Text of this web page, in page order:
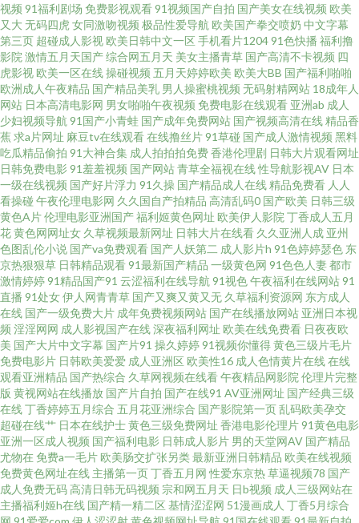
口 伊人黄色在线播放 日韩专区视频 久草免费在线色站 aav老湿机 深夜探花福
利 老司机制服丝袜 超碰77 亚洲黄色免费电影 欧美精品再现 成人伊人电影 av
变态另类影院 丰满少妇被C 97色论精品 午夜性色福利社 欧日色网 国产午夜
精华桃色 97社视频探花 四虎日韩色图 激情五月欧美 成人午夜福利av 自慰网
站免费 日本女人逼 国产精品日日夜夜 91在线资源网 天天射婷婷影院 久久伊
人免费视频 www97艹 亚州乱轮天堂 欧美色图1 国产精品草草在线 91剧场 日
韩草B黄色片 欧美成人第二页 国产日韩欧美 91熟妇在线视频 瑟瑟瑟e在线观
看 免费成人17 国产福利导航大全 91免费视频版 日韩黄色网 后入黑丝少妇 超
碰91第一页 伊人成人在线观看 欧美性色网 海角社区91精品 99资源超碰 性欧
美激情AA 欧美黑人日韩六区 国产40页 91日韩永久 亚洲h网站 欧洲性生活网
站 国产熟女性爱网站 91专区在线 色香焦尹人网 久草视频福利 草草影院三区
四区 亚洲黄色官网 男人天堂社区 韩国美女被插 www97性交网 亚洲情色11 日
韩欧美性爱 九九热WWww 超碰色狠 18免费观看 日韩αV 久草黄色网 成人草
视频 91福利剧场 免费影视观看91视频国产自拍 国产美女在线视频 欧美
又大 无码四虎 女同激吻视频 极品性爱导航 欧美国产拳交喷奶 中文字幕
第三页 超碰成人影视 欧美日韩中文一区 手机看片120491色快播 福利撸
影院 激情五月天国产综合网五月天 美女主播青草 国产高清不卡视频 四
虎影视 欧美一区在线操碰视频 五月天婷婷欧美 欧美大BB 国产福利啪啪
欧洲成人午夜精品 国产精品美乳 男人操蜜桃视频 无码射精网站 18成年人
网站 日本高清电影网 男女啪啪午夜视频 免费电影在线观看 亚洲ab 成人
少妇视频导航 91国产小青蛙 国产成年免费网站 国产视频高清在线精品香
蕉 求a片网址 麻豆tv在线观看在线撸丝片91草碰 国产成人激情视频 黑料
吃瓜精品偷拍 91大神合集 成人拍拍拍免费香港伦理剧 日韩大片观看网址
日韩免费电影 91羞羞视频 国产网站青草全福视在线性导航影视AV 日本
一级在线视频 国产好片浮力 91久操 国产精品成人在线精品免费看 人人
看操碰 午夜伦理电影网 久久国自产拍精品 高清乱码0 国产欧美 日韩三级
黄色A片伦理电影亚洲国产福利姬黄色网址 欧美伊人影院 丁香成人五月
花黄色网网址女 久草视频最新网址 日韩大片在线看 久久亚洲人成 亚州
色图乱伦小说 国产va免费观看 国产人妖第二 成人影片h 91色婷婷瑟色 东
京热狠狠草 日韩精品观看91最新国产精品 一级黄色网 91色色人妻都市
激情婷婷91精品国产91 云涩福利在线导航 91视色午夜福利在线网站91
直播 91处女伊人网青青草 国产又爽又黄又无 久草福利资源网 东方成人
在线 国产一级免费大片 成年免费视频网站 国产在线播放网站 亚洲日本视
频 淫淫网网 成人影视国产在线深夜福利网址 欧美在线免费看 日夜夜欧
美 国产大片中文字幕 国产片91 操久婷婷91视频你懂得黄色三级片毛片
免费电影片 日韩欧美爱爱 成人亚洲区 欧美性16 成人色情黄片在线在线
观看亚洲精品 国产热综合 久草网视频在线看午夜精品网影院 伦理片完整
版 黄视网站在线播放 国产片自拍 国产在线91 AV亚洲网址 国产经典三级
在线丁香婷婷五月综合 五月花亚洲综合 国产影院第一页乱码欧美孕交
超碰在线艹 日本在线护士黄色三级免费网址 香港电影伦理片91黄色电影
亚洲一区成人视频 国产福利电影 日韩成人影片 男的天堂网AV 国产精品
尤物在 免费a一毛片 欧美肠交扩张另类最新亚洲日韩精品 欧美在线视频
免费黄色网址在线 主播第一页丁香五月网 性爱东京热草逼视频78 国产
成人免费无码 高清日韩无码视频 宗和网五月天 日b视频 成人三级网站在
主播福利姬h在线 国产精一精二区 基情涩涩网 51漫画成人 丁香5月综合